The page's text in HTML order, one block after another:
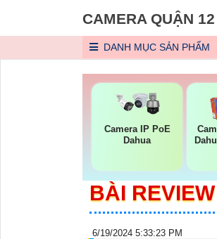
CAMERA QUẬN 12
DANH MỤC SẢN PHẨM
Camera IP PoE
Dahua
BÀI
6/19/2024 5:33:23 PM